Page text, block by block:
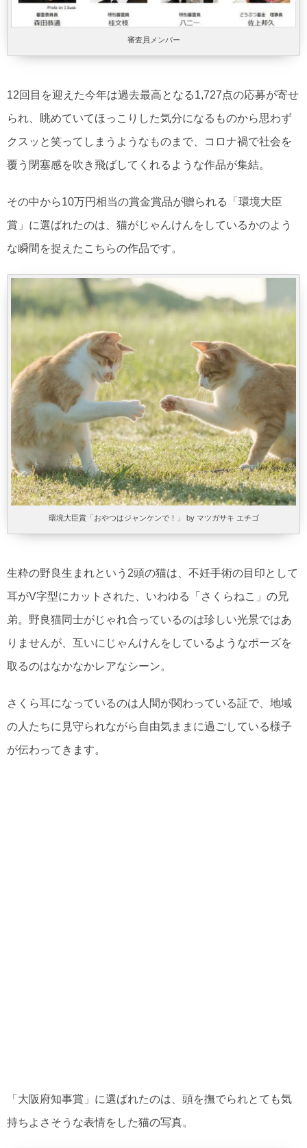
審査員メンバー
12回目を迎えた今年は過去最高となる1,727点の応募が寄せ
られ、眺めていてほっこりした気分になるものから思わず
クスッと笑ってしまうようなものまで、コロナ禍で社会を
覆う閉塞感を吹き飛ばしてくれるような作品が集結。
その中から10万円相当の賞金賞品が贈られる「環境大臣
賞」に選ばれたのは、猫がじゃんけんをしているかのよう
な瞬間を捉えたこちらの作品です。
環境大臣賞「おやつはジャンケンで！」 by マツガサキ エチゴ
生粋の野良生まれという2頭の猫は、不妊手術の目印として
耳がV字型にカットされた、いわゆる「さくらねこ」の兄
弟。野良猫同士がじゃれ合っているのは珍しい光景ではあ
りませんが、互いにじゃんけんをしているようなポーズを
取るのはなかなかレアなシーン。
さくら耳になっているのは人間が関わっている証で、地域
の人たちに見守られながら自由気ままに過ごしている様子
が伝わってきます。
「大阪府知事賞」に選ばれたのは、頭を撫でられとても気
持ちよさそうな表情をした猫の写真。